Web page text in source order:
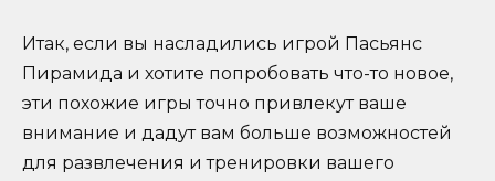
Итак, если вы насладились игрой Пасьянс
Пирамида и хотите попробовать что-то новое,
эти похожие игры точно привлекут ваше
внимание и дадут вам больше возможностей
для развлечения и тренировки вашего